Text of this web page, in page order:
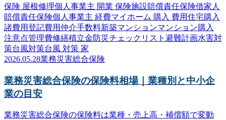
保険 屋根修理個人事業主 開業 保険施設賠償責任保険借家人
賠償責任保険個人事業主 経費マイホーム 購入 費用住宅購入
諸費用登記費用仲介手数料新築マンションマンション購入
注意点管理費修繕積立金防災チェックリスト 避難計画水害対
策台風対策台風 対策 家
2026.05.28業務災害総合保険
業務災害総合保険の保険料相場｜業種別と中小企
業の目安
業務災害総合保険の保険料は業種・売上高・補償額で変動